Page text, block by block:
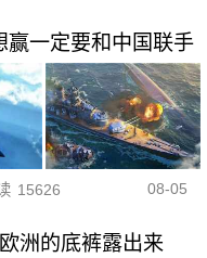
赢一定要和中国联手
15626 08-05
洲的底裤露出来